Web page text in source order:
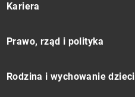
Kariera
Prawo, rząd i polityka
Rodzina i wychowanie dzieci